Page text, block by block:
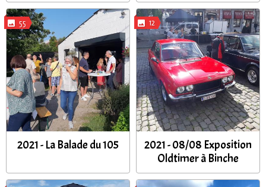
55
2021 - La Balade du 105
12
2021 - 08/08 Exposition
Oldtimer à Binche